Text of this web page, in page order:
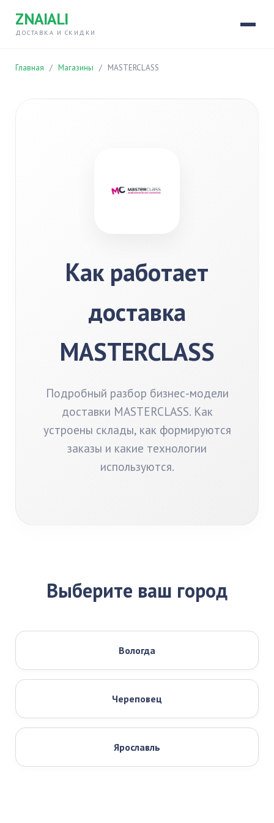
ZNAIALI
ДОСТАВКА И СКИДКИ
Главная / Магазины / MASTERCLASS
Как работает
доставка
MASTERCLASS
Подробный разбор бизнес-модели
доставки MASTERCLASS. Как
устроены склады, как формируются
заказы и какие технологии
используются.
Выберите ваш город
Вологда
Череповец
Ярославль